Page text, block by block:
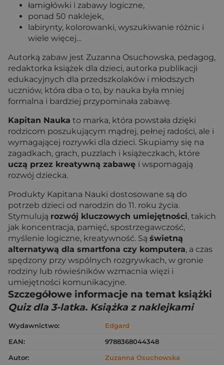
łamigłówki i zabawy logiczne,
ponad 50 naklejek,
labirynty, kolorowanki, wyszukiwanie różnic i
wiele więcej…
Autorką zabaw jest Zuzanna Osuchowska, pedagog,
redaktorka książek dla dzieci, autorka publikacji
edukacyjnych dla przedszkolaków i młodszych
uczniów, która dba o to, by nauka była mniej
formalna i bardziej przypominała zabawę.
Kapitan Nauka to marka, która powstała dzięki
rodzicom poszukującym mądrej, pełnej radości, ale i
wymagającej rozrywki dla dzieci. Skupiamy się na
zagadkach, grach, puzzlach i książeczkach, które
uczą przez kreatywną zabawę i wspomagają
rozwój dziecka.
Produkty Kapitana Nauki dostosowane są do
potrzeb dzieci od narodzin do 11. roku życia.
Stymulują rozwój kluczowych umiejętności, takich
jak koncentracja, pamięć, spostrzegawczość,
myślenie logiczne, kreatywność. Są świetną
alternatywą dla smartfona czy komputera, a czas
spędzony przy wspólnych rozgrywkach, w gronie
rodziny lub rówieśników wzmacnia więzi i
umiejętności komunikacyjne.
Szczegółowe informacje na temat książki
Quiz dla 3-latka. Książka z naklejkami
Wydawnictwo:
Edgard
EAN:
9788368044348
Autor:
Zuzanna Osuchowska